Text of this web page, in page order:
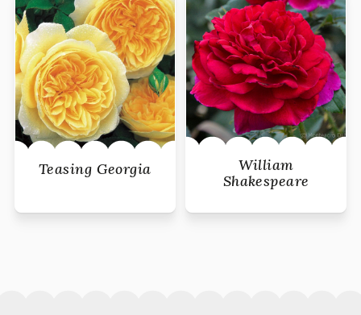
Teasing Georgia
William
Shakespeare